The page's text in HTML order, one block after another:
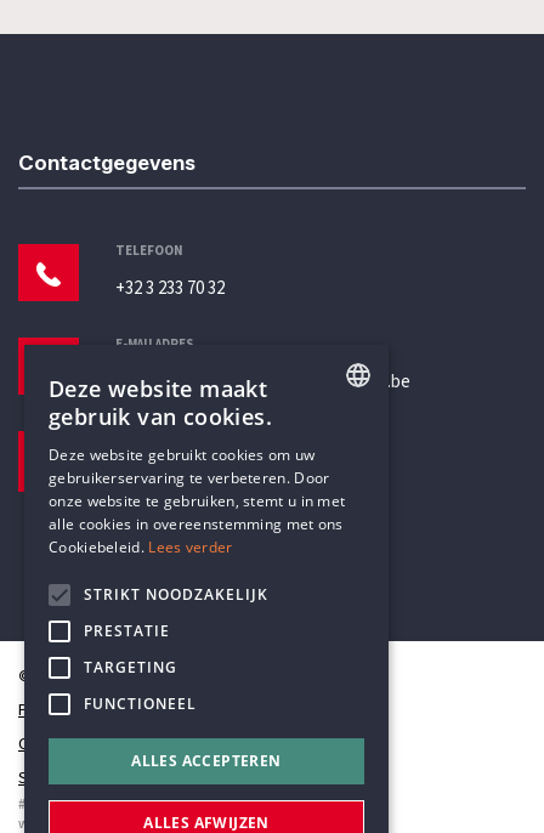
Contactgegevens
TELEFOON
+32 3 233 70 32
E-MAILADRES
secretariaat@humanistischverbond.be
Pottenbrug 4
Antwerpen, 2000
© Humanistisch Verbond 2026
Privacy
Cookiestatement
Sitemap
#codedwithlove byCodelines
webapplicaties
mobiele apps&maatwerk websites
DUTCH
Deze website maakt
gebruik van cookies.
Deze website gebruikt cookies om uw
gebruikerservaring te verbeteren. Door
onze website te gebruiken, stemt u in met
alle cookies in overeenstemming met ons
Cookiebeleid. Lees verder
STRIKT NOODZAKELIJK
PRESTATIE
TARGETING
FUNCTIONEEL
ALLES ACCEPTEREN
ALLES AFWIJZEN